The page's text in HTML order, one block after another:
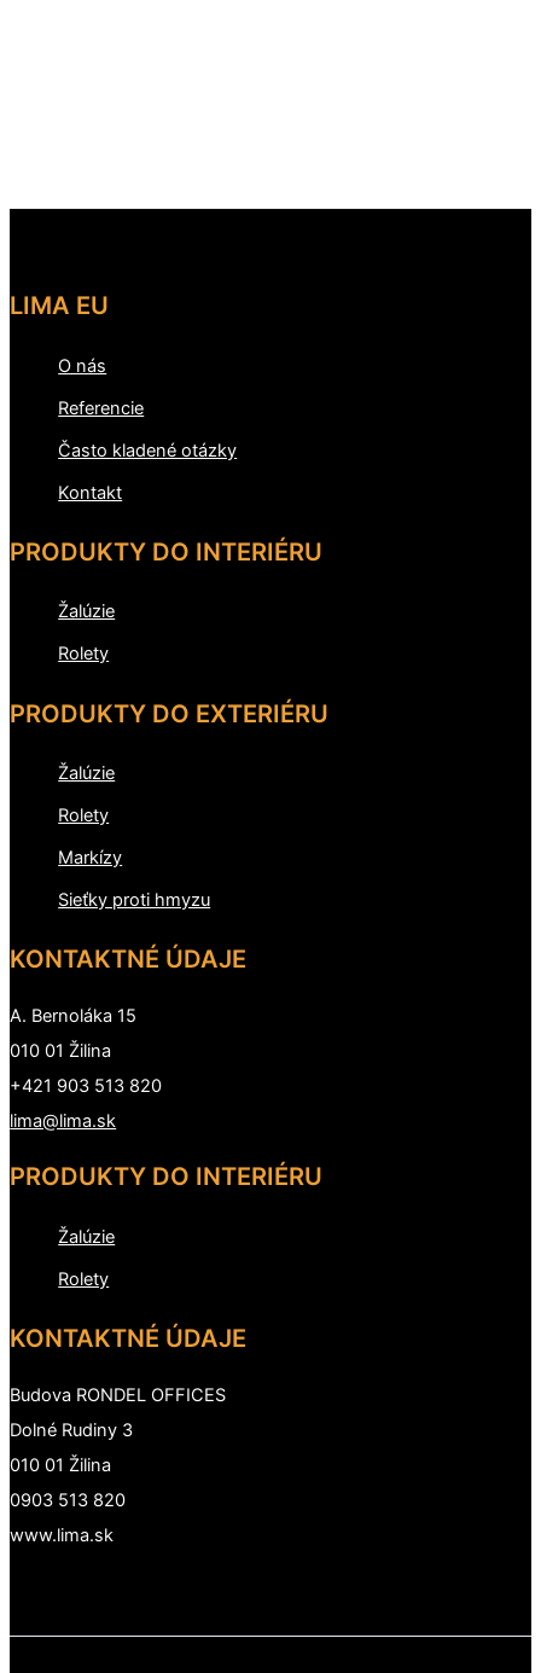
LIMA EU
O nás
Referencie
Často kladené otázky
Kontakt
PRODUKTY DO INTERIÉRU
Žalúzie
Rolety
PRODUKTY DO EXTERIÉRU
Žalúzie
Rolety
Markízy
Sieťky proti hmyzu
KONTAKTNÉ ÚDAJE
A. Bernoláka 15
010 01 Žilina
+421 903 513 820
lima@lima.sk
PRODUKTY DO INTERIÉRU
Žalúzie
Rolety
KONTAKTNÉ ÚDAJE
Budova RONDEL OFFICES
Dolné Rudiny 3
010 01 Žilina
0903 513 820
www.lima.sk